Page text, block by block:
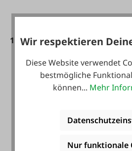
1.999,00 €* 2.099,00 €*
Wir respektieren
Diese Website verwendet
bestmögliche
können... Mehr
Nur funktionale